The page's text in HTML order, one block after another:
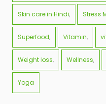
Skin care in Hindi Stress
Superfood Vitamin
Weight loss Wellness
Yoga